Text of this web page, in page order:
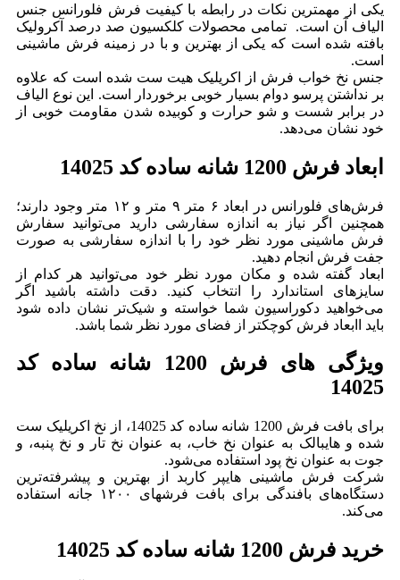
یکی از مهمترین نکات در رابطه با کیفیت فرش فلورانس جنس
الیاف آن است. تمامی محصولات کلکسیون صد درصد آکرولیک
بافته شده است که یکی از بهترین و با در زمینه فرش ماشینی
است.
جنس نخ خواب فرش از اکریلیک هیت ست شده است که علاوه
بر نداشتن پرسو دوام بسیار خوبی برخوردار است. این نوع الیاف
در برابر شست و شو حرارت و کوبیده شدن مقاومت خوبی از
خود نشان می‌دهد.
ابعاد فرش 1200 شانه ساده کد 14025
فرش‌های فلورانس در ابعاد ۶ متر ۹ متر و ۱۲ متر وجود دارند؛
همچنین اگر نیاز به اندازه سفارشی دارید می‌توانید سفارش
فرش ماشینی مورد نظر خود را با اندازه سفارشی به صورت
جفت فرش انجام دهید.
ابعاد گفته شده و مکان مورد نظر خود می‌توانید هر کدام از
سایزهای استاندارد را انتخاب کنید. دقت داشته باشید اگر
می‌خواهید دکوراسیون شما خواسته و شیک‌تر نشان داده شود
باید اابعاد فرش کوچکتر از فضای مورد نظر شما باشد.
ویژگی های فرش 1200 شانه ساده کد
14025
برای بافت فرش 1200 شانه ساده کد 14025، از نخ اکریلیک ست
شده و هایبالک به عنوان نخ خاب، به عنوان نخ تار و نخ پنبه، و
جوت به عنوان نخ پود استفاده می‌شود.
شرکت فرش ماشینی هایپر کاربد از بهترین و پیشرفته‌ترین
دستگاه‌های بافندگی برای بافت فرشهای ۱۲۰۰ جانه استفاده
می‌کند.
خرید فرش 1200 شانه ساده کد 14025